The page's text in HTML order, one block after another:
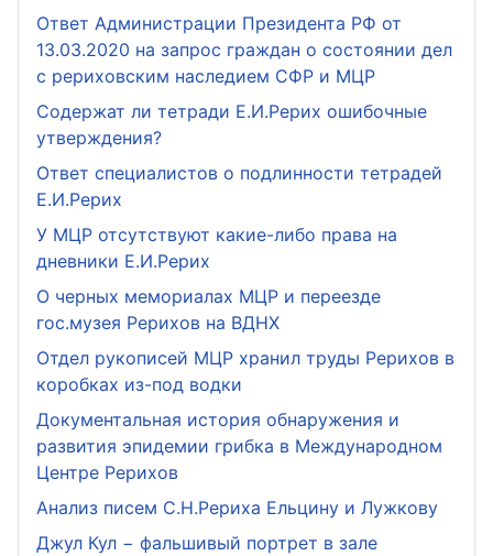
Ответ Администрации Президента РФ от
13.03.2020 на запрос граждан о состоянии дел
с рериховским наследием СФР и МЦР
Содержат ли тетради Е.И.Рерих ошибочные
утверждения?
Ответ специалистов о подлинности тетрадей
Е.И.Рерих
У МЦР отсутствуют какие-либо права на
дневники Е.И.Рерих
О черных мемориалах МЦР и переезде
гос.музея Рерихов на ВДНХ
Отдел рукописей МЦР хранил труды Рерихов в
коробках из-под водки
Документальная история обнаружения и
развития эпидемии грибка в Международном
Центре Рерихов
Анализ писем С.Н.Рериха Ельцину и Лужкову
Джул Кул − фальшивый портрет в зале